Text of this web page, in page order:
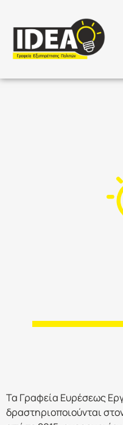
Τα Γραφεία Ευρέσεως
δραστηριοποιούνται